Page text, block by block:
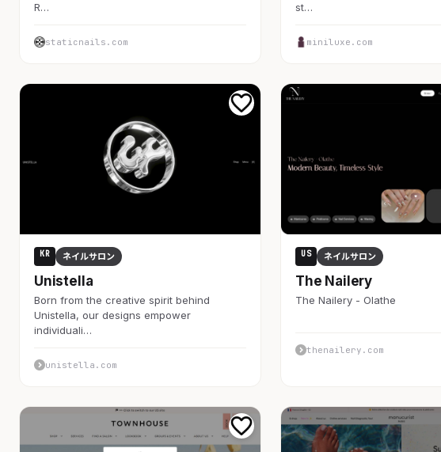
R…
staticnails.com
st…
miniluxe.com
KR ネイルサロン
Unistella
Born from the creative spirit behind
Unistella, our designs empower
individuali…
unistella.com
US ネイルサロン
The Nailery
The Nailery - Olathe
thenailery.com